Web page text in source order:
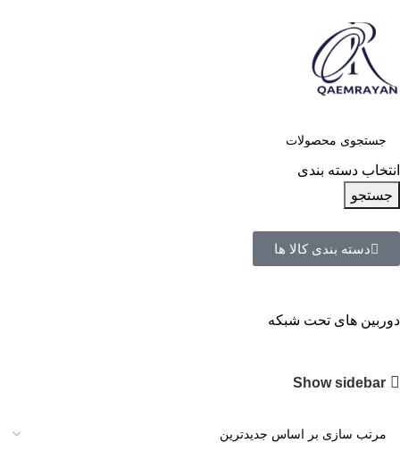
انتخاب دسته بندی
جستجو
دسته بندی کالا ها
دوربین های تحت شبکه
Show sidebar